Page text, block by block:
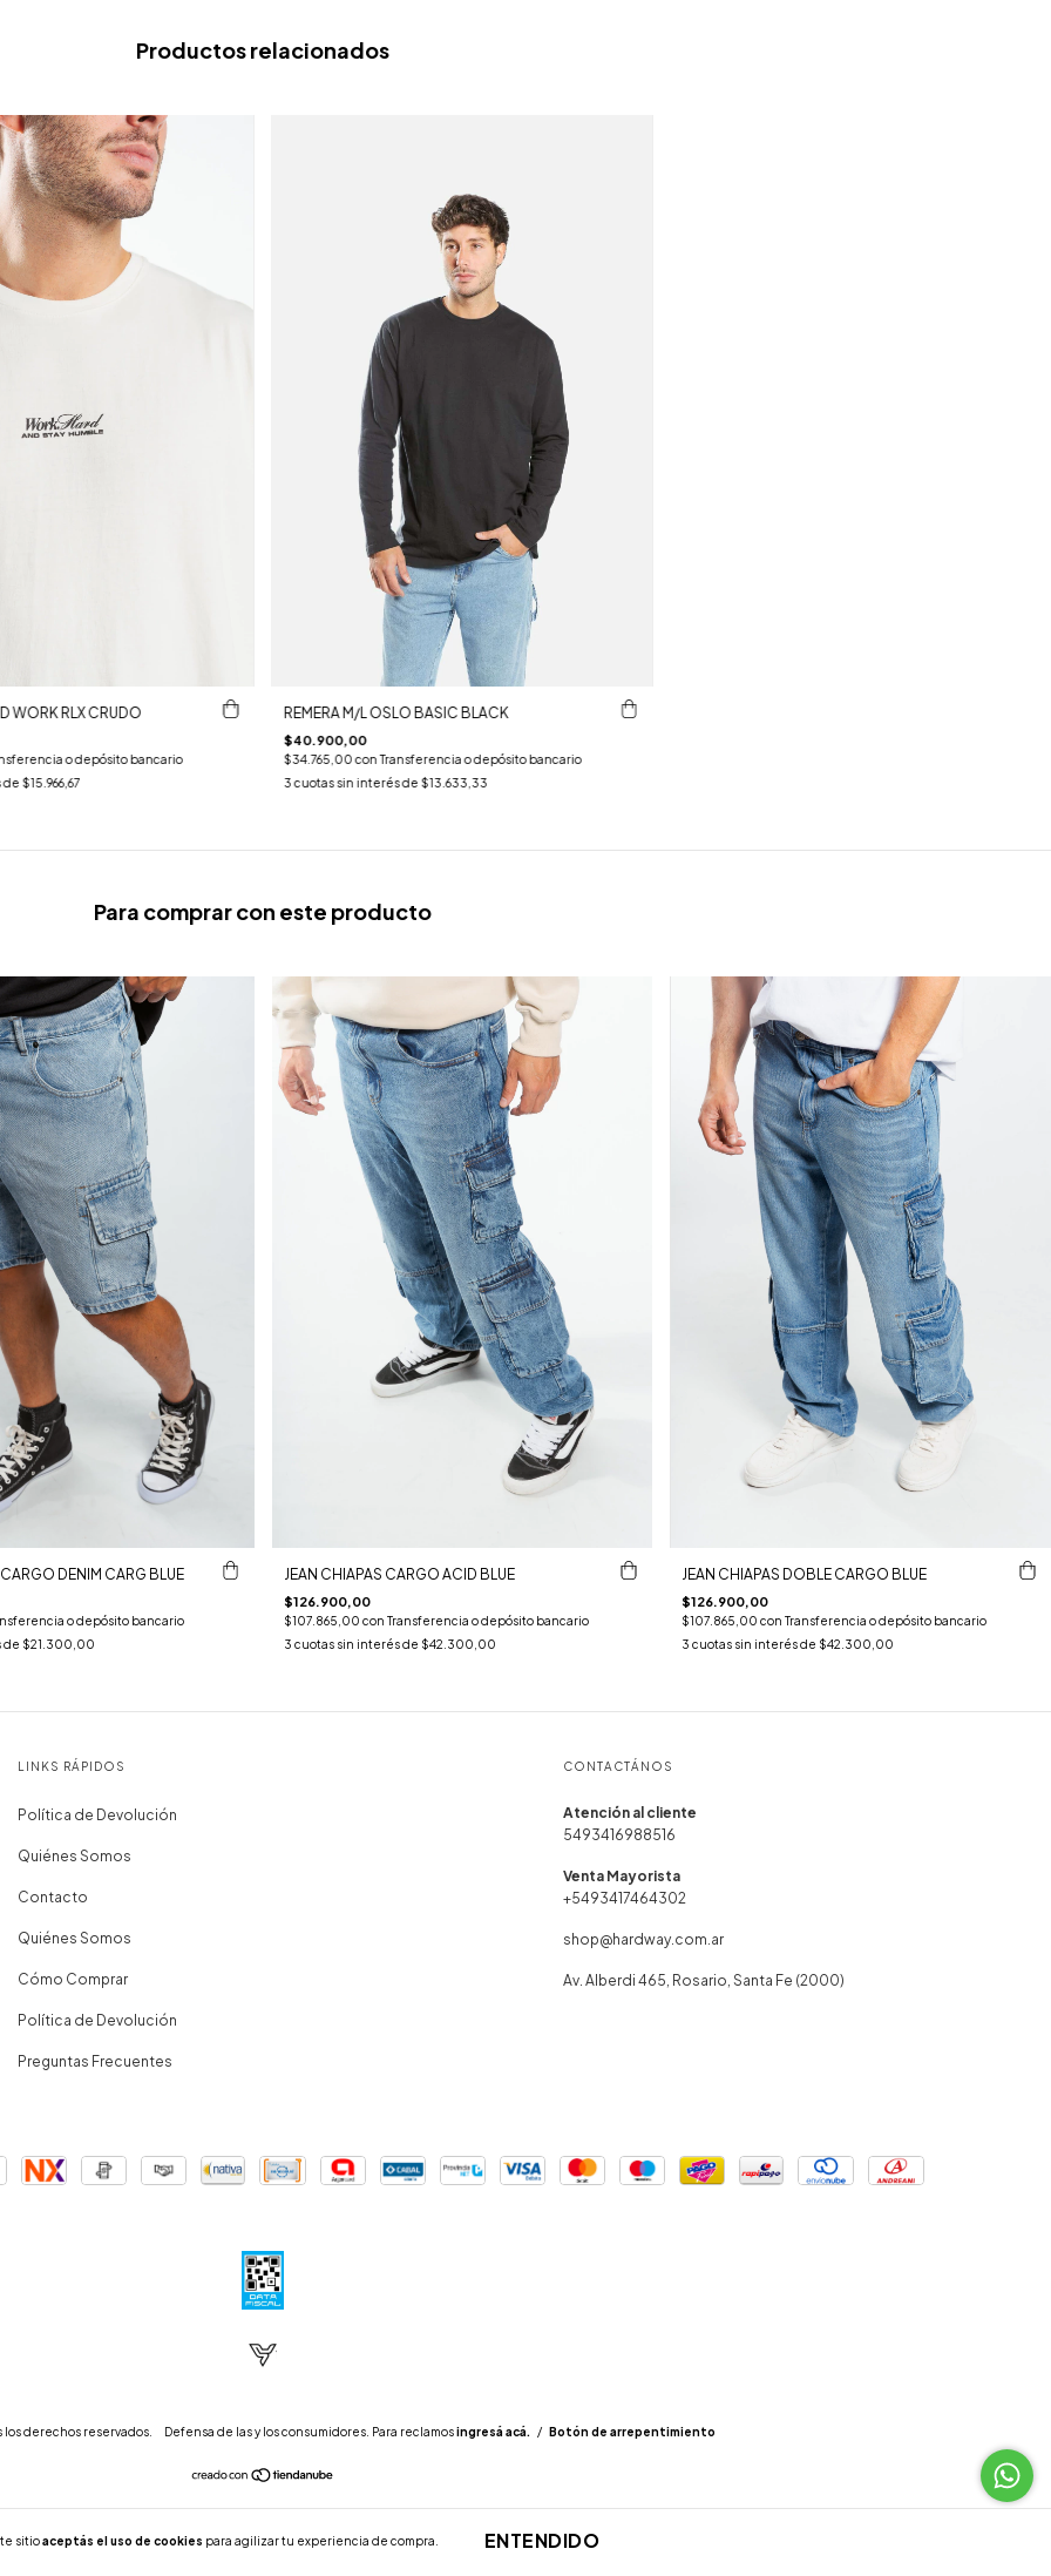
sitioaceptás el uso de cookies para agilizar tu experiencia de compra. ENTENDIDO
Productos relacionados
WORK RLX CRUDO
o depósito bancario
de $15.966,67
REMERA M/L OSLO BASIC BLACK
$40.900,00
$34.765,00con Transferencia o depósito bancario
3 cuotas sin interés de $13.633,33
Para comprar con este producto
DENIM CARG BLUE
o depósito bancario
de $21.300,00
JEAN CHIAPAS CARGO ACID BLUE
$126.900,00
$107.865,00 con Transferencia o depósito bancario
3 cuotas sin interés de $42.300,00
JEAN CHIAPAS DOBLE CARGO BLUE
$126.900,00
$107.865,00con Transferencia o depósito bancario
3 cuotas sin interés de $42.300,00
LINKS RÁPIDOS
Política de Devolución
Quiénes Somos
Contacto
Quiénes Somos
Cómo Comprar
Política de Devolución
Preguntas Frecuentes
CONTACTÁNOS
5493416988516
+5493417464302
shop@hardway.com.ar
Av. Alberdi 465, Rosario, Santa Fe (2000)
los derechos reservados. Defensa de las y los consumidores. Para reclamosingresá acá. / Botón de arrepentimiento